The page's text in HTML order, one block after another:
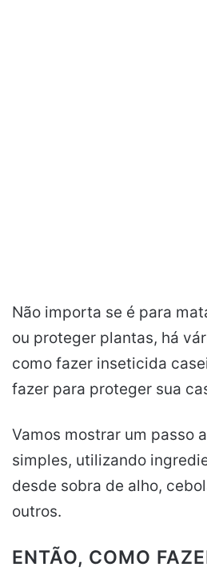
Não importa se é para
ou proteger plantas, há
como fazer inseticida
fazer para proteger sua
Vamos mostrar um passo
simples, utilizando
desde sobra de alho,
outros.
ENTÃO, COMO